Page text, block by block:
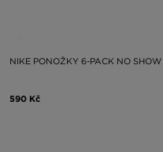
NIKE PONOŽKY 6-PACK NO SHOW
590 Kč